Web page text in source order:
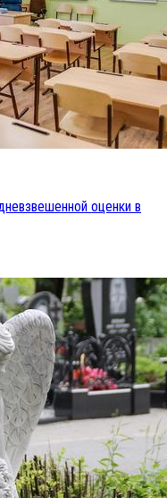
оценки в